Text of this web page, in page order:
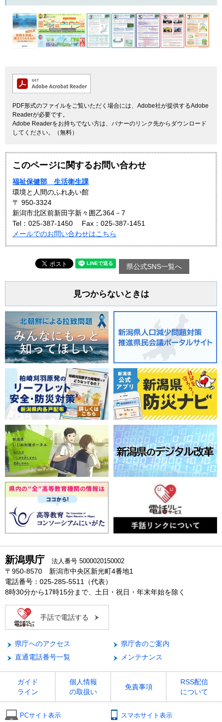
PDF形式のファイルをご覧いただく場合には、Adobe社が提供するAdobe
Readerが必要です。
Adobe Readerをお持ちでない方は、バナーのリンク先からダウンロード
してください。（無料）
このページに関するお問い合わせ
福祉保健部 生活衛生課
環境と人間のふれあい館
〒 950-3324
新潟市北区前新田字新々囲乙364－7
Tel：025-387-1450
Fax：025-387-1451
メールでのお問い合わせはこちら
県公式SNS一覧へ
見つからないときは
新潟県庁 法人番号 5000020150002
〒950-8570 新潟市中央区新光町4番地1
電話番号：025-285-5511（代表）
8時30分から17時15分まで、土日・祝日・年末年始を除く
手話で電話する
県庁へのアクセス
県庁舎のご案内
直通電話番号一覧
メンテナンス
ガイド
ライン
個人情報
の取扱い
免責事項
RSS配信
について
PCサイト表示 スマホサイト表示